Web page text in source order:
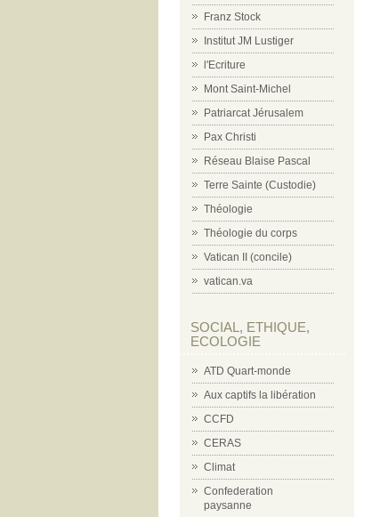
Franz Stock
Institut JM Lustiger
l'Ecriture
Mont Saint-Michel
Patriarcat Jérusalem
Pax Christi
Réseau Blaise Pascal
Terre Sainte (Custodie)
Théologie
Théologie du corps
Vatican II (concile)
vatican.va
SOCIAL, ETHIQUE,
ECOLOGIE
ATD Quart-monde
Aux captifs la libération
CCFD
CERAS
Climat
Confederation
paysanne